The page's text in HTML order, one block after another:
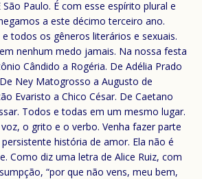
São Paulo. É com esse espírito plural e
a este décimo terceiro ano.
todos os gêneros literários e sexuais.
nenhum medo jamais. Na nossa festa
Cândido a Rogéria. De Adélia Prado
Ney Matogrosso a Augusto de
Evaristo a Chico César. De Caetano
Todos e todas em um mesmo lugar.
o grito e o verbo. Venha fazer parte
história de amor. Ela não é
Como diz uma letra de Alice Ruiz, com
“por que não vens, meu bem,